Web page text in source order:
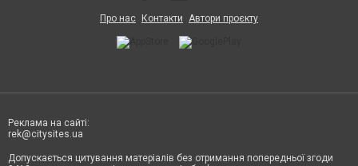
Про нас Контакти Автори проєкту
Реклама на сайті:
rek@citysites.ua
Допускається цитування матеріалів без отримання попередньої згоди